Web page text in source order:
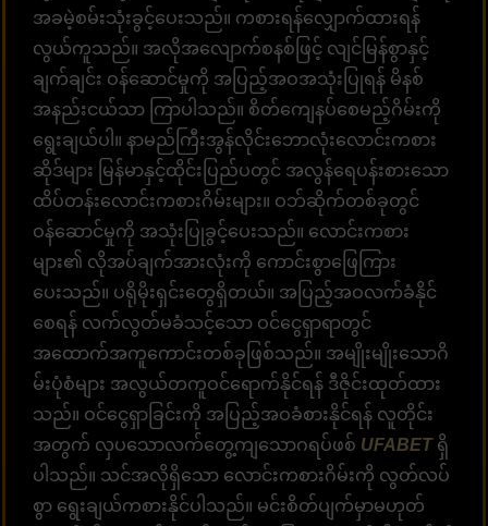
အခမဲ့စမ်းသုံးခွင့်ပေးသည်။ ကစားရန်လျှောက်ထားရန်
လွယ်ကူသည်။ အလိုအလျောက်စနစ်ဖြင့် လျင်မြန်စွာနှင့်
ချက်ချင်း ဝန်ဆောင်မှုကို အပြည့်အဝအသုံးပြုရန် မိနစ်
အနည်းငယ်သာ ကြာပါသည်။ စိတ်ကျေနပ်စေမည့်ဂိမ်းကို
ရွေးချယ်ပါ။ နာမည်ကြီးအွန်လိုင်းဘောလုံးလောင်းကစား
ဆိုဒ်များ မြန်မာနှင့်ထိုင်းပြည်ပတွင် အလွန်ရေပန်းစားသော
ထိပ်တန်းလောင်းကစားဂိမ်းများ။ ဝဘ်ဆိုက်တစ်ခုတွင်
ဝန်ဆောင်မှုကို အသုံးပြုခွင့်ပေးသည်။ လောင်းကစား
များ၏ လိုအပ်ချက်အားလုံးကို ကောင်းစွာဖြေကြား
ပေးသည်။ ပရိုမိုးရှင်းတွေရှိတယ်။ အပြည့်အဝလက်ခံနိုင်
စေရန် လက်လွတ်မခံသင့်သော ဝင်ငွေရှာရာတွင်
အထောက်အကူကောင်းတစ်ခုဖြစ်သည်။ အမျိုးမျိုးသောဂိ
မ်းပုံစံများ အလွယ်တကူဝင်ရောက်နိုင်ရန် ဒီဇိုင်းထုတ်ထား
သည်။ ဝင်ငွေရှာခြင်းကို အပြည့်အဝခံစားနိုင်ရန် လူတိုင်း
အတွက် လှပသောလက်တွေ့ကျသောဂရပ်ဖစ် UFABETရှိ
ပါသည်။ သင်အလိုရှိသော လောင်းကစားဂိမ်းကို လွတ်လပ်
စွာ ရွေးချယ်ကစားနိုင်ပါသည်။ မင်းစိတ်ပျက်မှာမဟုတ်